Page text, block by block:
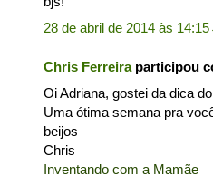
28 de abril de 2014 às 14:15
Chris Ferreiraparticipou
Oi Adriana, gostei da dica
Uma ótima semana pra
beijos
Chris
Inventando com a Mamãe